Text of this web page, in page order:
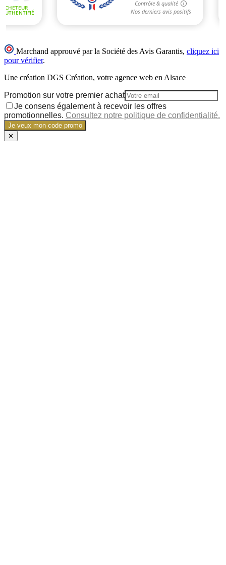
Marchand approuvé par la Société des Avis Garantis, cliquez ici
pour vérifier.
Une création DGS Création, votre agence web en Alsace
Promotion sur votre premier achat
Je consens également à recevoir les offres
promotionnelles. Consultez notre politique de confidentialité.
Je veux mon code promo
✕